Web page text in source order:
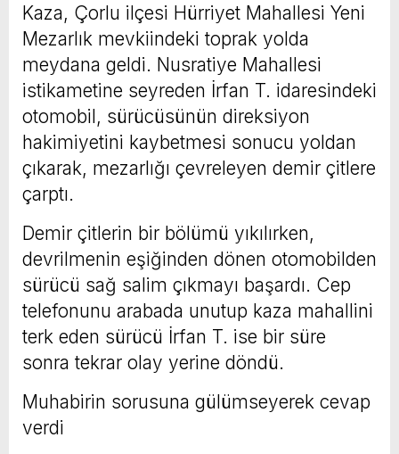
Kaza, Çorlu ilçesi Hürriyet Mahallesi Yeni
Mezarlık mevkiindeki toprak yolda
meydana geldi. Nusratiye Mahallesi
istikametine seyreden İrfan T. idaresindeki
otomobil, sürücüsünün direksiyon
hakimiyetini kaybetmesi sonucu yoldan
çıkarak, mezarlığı çevreleyen demir çitlere
çarptı.
Demir çitlerin bir bölümü yıkılırken,
devrilmenin eşiğinden dönen otomobilden
sürücü sağ salim çıkmayı başardı. Cep
telefonunu arabada unutup kaza mahallini
terk eden sürücü İrfan T. ise bir süre
sonra tekrar olay yerine döndü.
Muhabirin sorusuna gülümseyerek cevap
verdi